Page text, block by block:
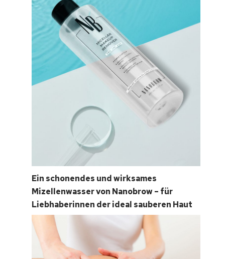
Ein schonendes und wirksames
Mizellenwasser von Nanobrow – für
Liebhaberinnen der ideal sauberen Haut